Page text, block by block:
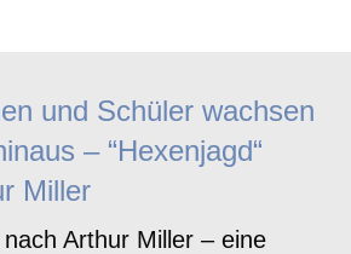
und Schüler wachsen
– “Hexenjagd“
Miller
nach Arthur Miller – eine